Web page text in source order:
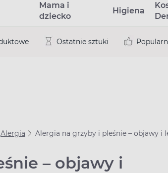
Mama i
dziecko
Higiena
Ostatnie sztuki
Alergia Alergia na grzyby i pleśnie – objawy i
– objawy i